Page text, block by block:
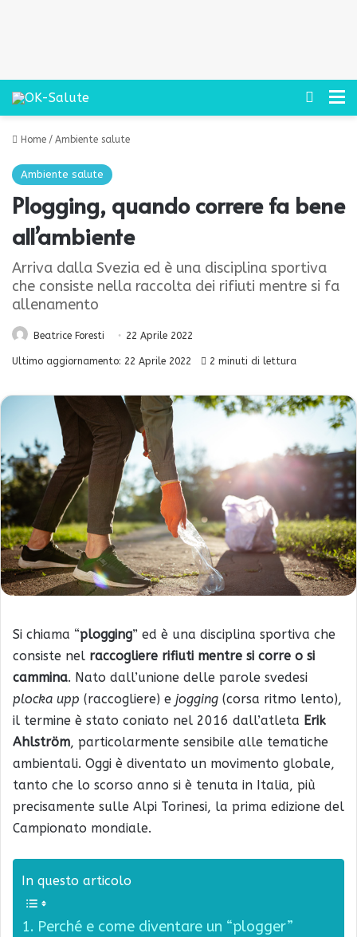
Cerca
Home / Ambiente salute
Ambiente salute
Plogging, quando correre fa bene
all’ambiente
Arriva dalla Svezia ed è una disciplina sportiva
che consiste nella raccolta dei rifiuti mentre si fa
allenamento
Beatrice Foresti 22 Aprile 2022
Ultimo aggiornamento: 22 Aprile 2022 2 minuti di lettura
Si chiama “plogging” ed è una disciplina sportiva che
consiste nel raccogliere rifiuti mentre si corre o si
cammina. Nato dall’unione delle parole svedesi
plocka upp (raccogliere) e jogging (corsa ritmo lento),
il termine è stato coniato nel 2016 dall’atleta Erik
Ahlström, particolarmente sensibile alle tematiche
ambientali. Oggi è diventato un movimento globale,
tanto che lo scorso anno si è tenuta in Italia, più
precisamente sulle Alpi Torinesi, la prima edizione del
Campionato mondiale.
In questo articolo
Perché e come diventare un “plogger”